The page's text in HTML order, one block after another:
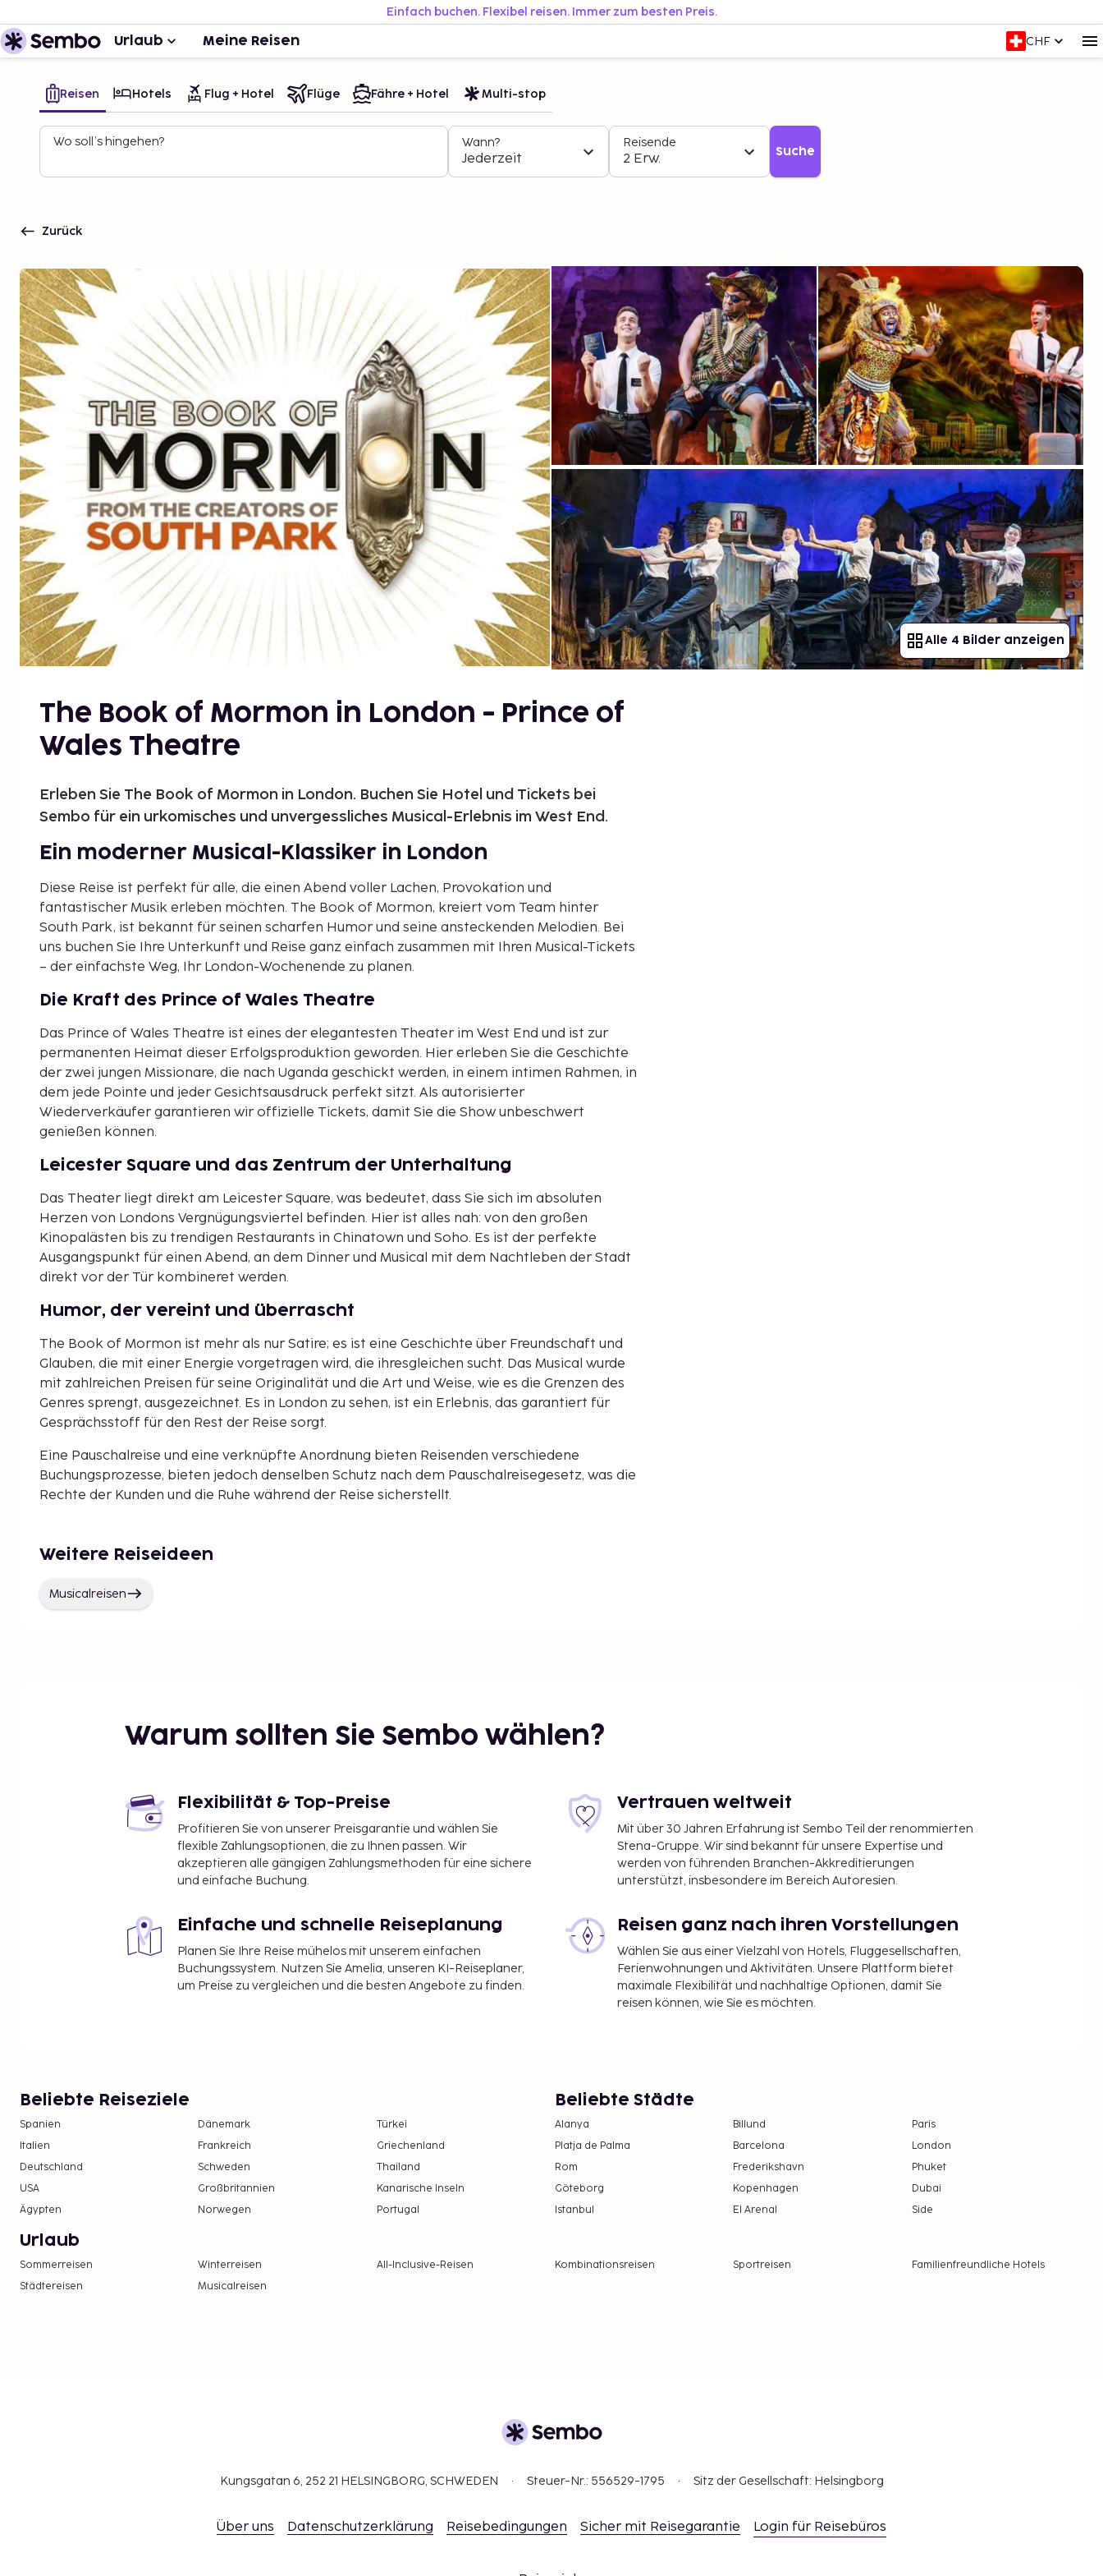
Einfach buchen. Flexibel reisen. Immer zum besten Preis.
Urlaub Meine Reisen CHF
Reisen Hotels Flug + Hotel Flüge Fähre + Hotel Multi-stop
Wo soll’s hingehen? Wann?
Jederzeit
Reisende
2 Erw. Suche
Zurück
Alle 4 Bilder anzeigen
The Book of Mormon in London - Prince of
Wales Theatre
Erleben Sie The Book of Mormon in London. Buchen Sie Hotel und Tickets bei
Sembo für ein urkomisches und unvergessliches Musical-Erlebnis im West End.
Ein moderner Musical-Klassiker in London
Diese Reise ist perfekt für alle, die einen Abend voller Lachen, Provokation und
fantastischer Musik erleben möchten. The Book of Mormon, kreiert vom Team hinter
South Park, ist bekannt für seinen scharfen Humor und seine ansteckenden Melodien. Bei
uns buchen Sie Ihre Unterkunft und Reise ganz einfach zusammen mit Ihren Musical-Tickets
– der einfachste Weg, Ihr London-Wochenende zu planen.
Die Kraft des Prince of Wales Theatre
Das Prince of Wales Theatre ist eines der elegantesten Theater im West End und ist zur
permanenten Heimat dieser Erfolgsproduktion geworden. Hier erleben Sie die Geschichte
der zwei jungen Missionare, die nach Uganda geschickt werden, in einem intimen Rahmen, in
dem jede Pointe und jeder Gesichtsausdruck perfekt sitzt. Als autorisierter
Wiederverkäufer garantieren wir offizielle Tickets, damit Sie die Show unbeschwert
genießen können.
Leicester Square und das Zentrum der Unterhaltung
Das Theater liegt direkt am Leicester Square, was bedeutet, dass Sie sich im absoluten
Herzen von Londons Vergnügungsviertel befinden. Hier ist alles nah: von den großen
Kinopalästen bis zu trendigen Restaurants in Chinatown und Soho. Es ist der perfekte
Ausgangspunkt für einen Abend, an dem Dinner und Musical mit dem Nachtleben der Stadt
direkt vor der Tür kombineret werden.
Humor, der vereint und überrascht
The Book of Mormon ist mehr als nur Satire; es ist eine Geschichte über Freundschaft und
Glauben, die mit einer Energie vorgetragen wird, die ihresgleichen sucht. Das Musical wurde
mit zahlreichen Preisen für seine Originalität und die Art und Weise, wie es die Grenzen des
Genres sprengt, ausgezeichnet. Es in London zu sehen, ist ein Erlebnis, das garantiert für
Gesprächsstoff für den Rest der Reise sorgt.
Eine Pauschalreise und eine verknüpfte Anordnung bieten Reisenden verschiedene
Buchungsprozesse, bieten jedoch denselben Schutz nach dem Pauschalreisegesetz, was die
Rechte der Kunden und die Ruhe während der Reise sicherstellt.
Weitere Reiseideen
Musicalreisen
Warum sollten Sie Sembo wählen?
Flexibilität & Top-Preise
Profitieren Sie von unserer Preisgarantie und wählen Sie
flexible Zahlungsoptionen, die zu Ihnen passen. Wir
akzeptieren alle gängigen Zahlungsmethoden für eine sichere
und einfache Buchung.
Vertrauen weltweit
Mit über 30 Jahren Erfahrung ist Sembo Teil der renommierten
Stena-Gruppe. Wir sind bekannt für unsere Expertise und
werden von führenden Branchen-Akkreditierungen
unterstützt, insbesondere im Bereich Autoresien.
Einfache und schnelle Reiseplanung
Planen Sie Ihre Reise mühelos mit unserem einfachen
Buchungssystem. Nutzen Sie Amelia, unseren KI-Reiseplaner,
um Preise zu vergleichen und die besten Angebote zu finden.
Reisen ganz nach ihren Vorstellungen
Wählen Sie aus einer Vielzahl von Hotels, Fluggesellschaften,
Ferienwohnungen und Aktivitäten. Unsere Plattform bietet
maximale Flexibilität und nachhaltige Optionen, damit Sie
reisen können, wie Sie es möchten.
Beliebte Reiseziele
Spanien Dänemark
Türkei
Italien
Frankreich
Griechenland
Deutschland
Schweden
Thailand
USA
Großbritannien
Kanarische Inseln
Ägypten
Norwegen Portugal
Beliebte Städte
Alanya Billund
Paris
Platja de Palma
Barcelona
London
Rom
Frederikshavn
Phuket
Göteborg
Kopenhagen
Dubai
Istanbul
El Arenal Side
Urlaub
Sommerreisen Winterreisen All-Inclusive-Reisen Kombinationsreisen Sportreisen
Familienfreundliche Hotels
Städtereisen
Musicalreisen
Kungsgatan 6, 252 21 HELSINGBORG, SCHWEDEN Steuer-Nr.: 556529-1795 Sitz der Gesellschaft: Helsingborg
Über uns Datenschutzerklärung Reisebedingungen Sicher mit Reisegarantie Login für Reisebüros